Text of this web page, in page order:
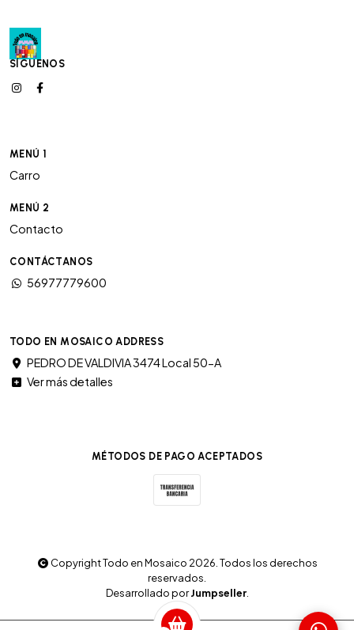
SÍGUENOS
MENÚ 1
Carro
MENÚ 2
Contacto
CONTÁCTANOS
56977779600
TODO EN MOSAICO ADDRESS
PEDRO DE VALDIVIA 3474 Local 50-A
Ver más detalles
MÉTODOS DE PAGO ACEPTADOS
Copyright Todo en Mosaico 2026. Todos los derechos
reservados.
Desarrollado porJumpseller.